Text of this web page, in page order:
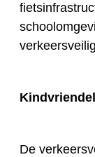
De